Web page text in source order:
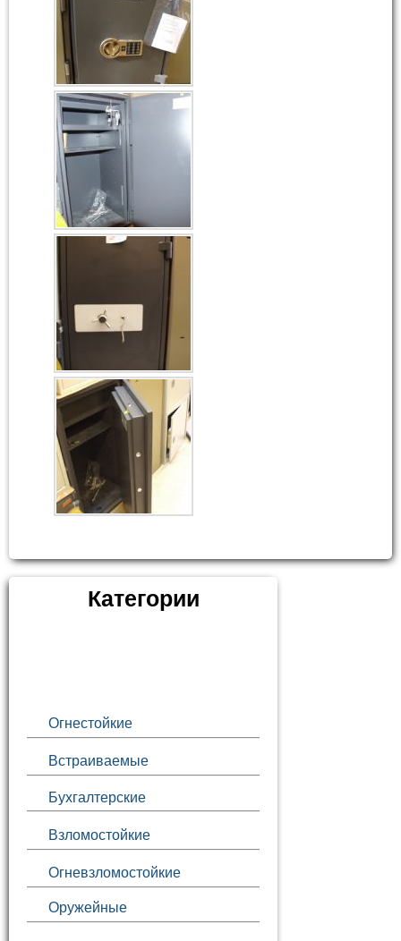
Категории
Огнестойкие
Встраиваемые
Бухгалтерские
Взломостойкие
Огневзломостойкие
Оружейные